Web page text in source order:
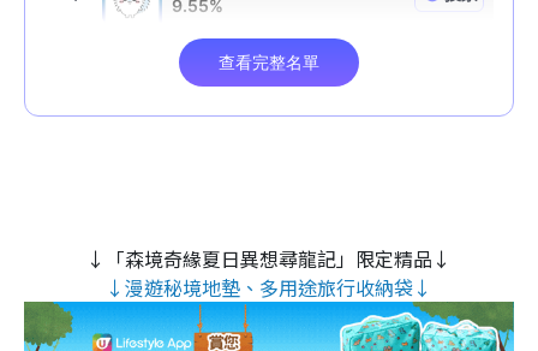
↓「森境奇緣夏日異想尋龍記」限定精品↓
↓漫遊秘境地墊、多用途旅行收納袋↓